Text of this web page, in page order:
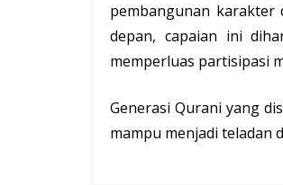
pembangunan karakter
depan, capaian ini
memperluas partisipasi
Generasi Qurani yang
mampu menjadi teladan